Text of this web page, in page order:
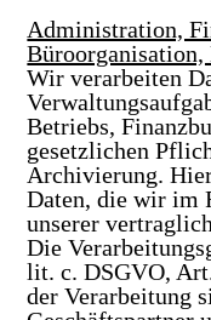
Administration,
Wir verarbeiten
Betriebs,
gesetzlichen
Archivierung.
Daten, die wir im
unserer
Die
lit. c. DSGVO,
der Verarbeitung